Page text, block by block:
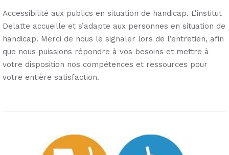
Accessibilité aux publics en situation de handicap. L'institut
Delatte accueille et s’adapte aux personnes en situation de
handicap. Merci de nous le signaler lors de l’entretien, afin
que nous puissions répondre à vos besoins et mettre à
votre disposition nos compétences et ressources pour
votre entière satisfaction.